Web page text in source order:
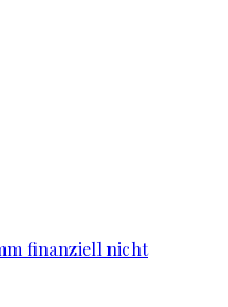
finanziell nicht